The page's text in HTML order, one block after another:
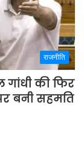
राजनीति
गांधी की फिर
बनी सहमति